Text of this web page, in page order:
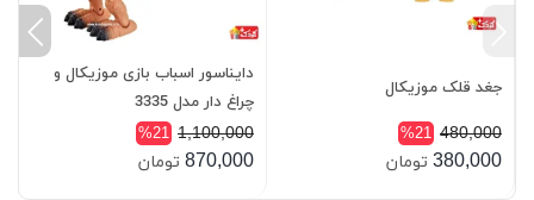
جغد قلک موزیکال
480,000
%21
380,000 تومان
دایناسور اسباب بازی موزیکال و
چراغ دار مدل 3335
1,100,000
%21
870,000 تومان